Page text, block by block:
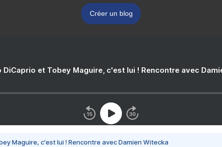
Créer un blog
DiCaprio et Tobey Maguire, c'est lui ! Rencontre avec
Maguire, c'est lui ! Rencontre avec Damien Witecka